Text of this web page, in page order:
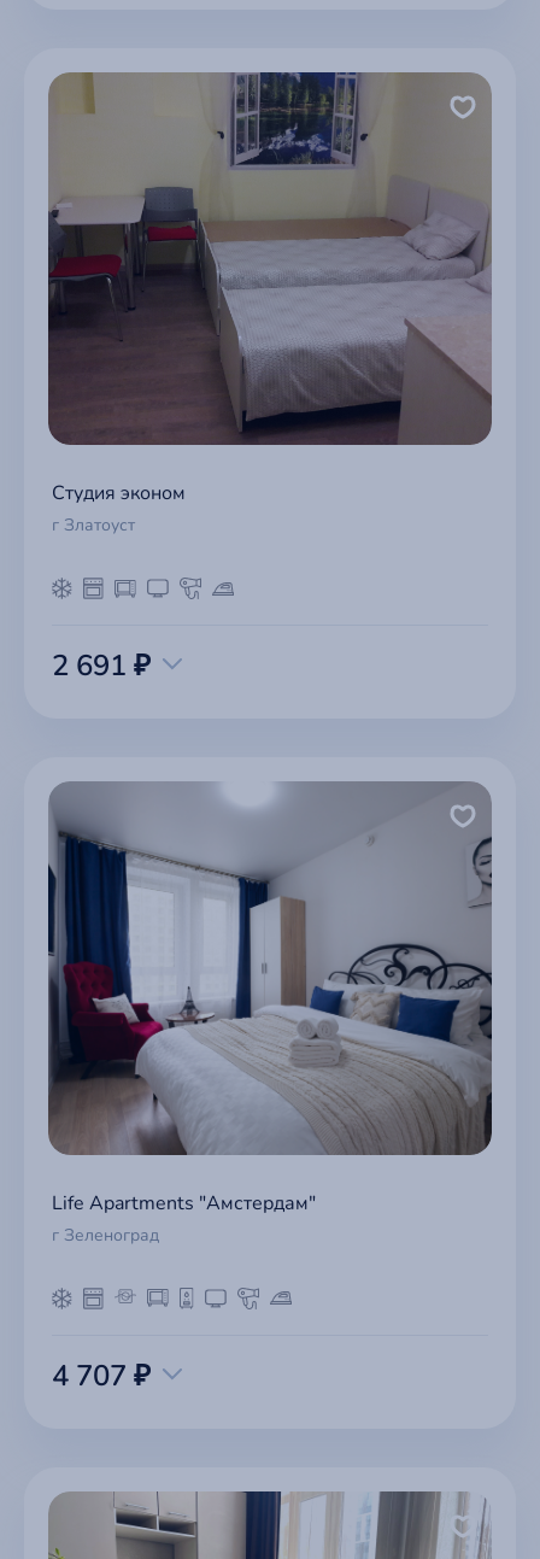
Студия эконом
г Златоуст
2 691 ₽
Life Apartments "Амстердам"
г Зеленоград
4 707 ₽